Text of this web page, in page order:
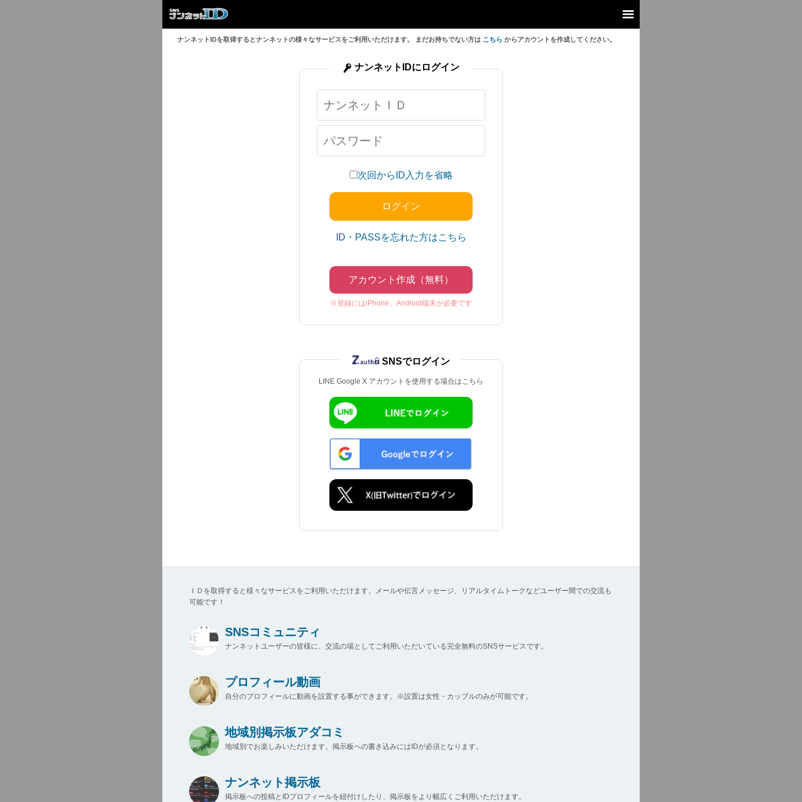
ナンネットIDを取得するとナンネットの様々なサービスをご利用いただけます。 まだお持ちでない方は こちら からアカウントを作成してください。
次回からID入力を省略
ID・PASSを忘れた方はこちら
アカウント作成（無料）
※登録にはiPhone、Android端末が必要です
ナンネットIDにログイン
LINE Google X アカウントを使用する場合はこちら
SNSでログイン
ＩＤを取得すると様々なサービスをご利用いただけます。メールや伝言メッセージ、リアルタイムトークなどユーザー間での交流も
可能です！
SNSコミュニティ
ナンネットユーザーの皆様に、交流の場としてご利用いただいている完全無料のSNSサービスです。
プロフィール動画
自分のプロフィールに動画を設置する事ができます。※設置は女性・カップルのみが可能です。
地域別掲示板アダコミ
地域別でお楽しみいただけます。掲示板への書き込みにはIDが必須となります。
ナンネット掲示板
掲示板への投稿とIDプロフィールを紐付けしたり、掲示板をより幅広くご利用いただけます。